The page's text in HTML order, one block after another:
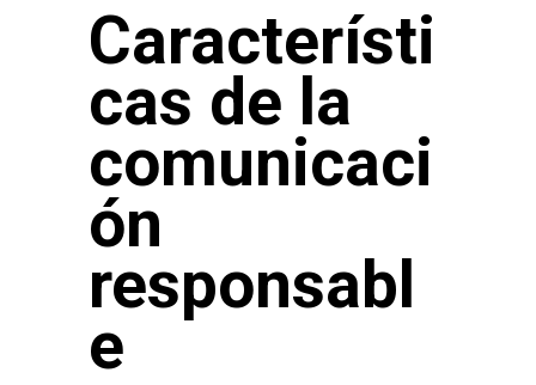
Característi
cas de la
comunicaci
ón
responsabl
e